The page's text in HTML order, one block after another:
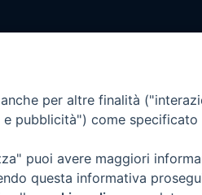
Uffici:
09:30 – 12:30
per altre finalità
pubblicità") come specificato
puoi avere maggiori
questa informativa